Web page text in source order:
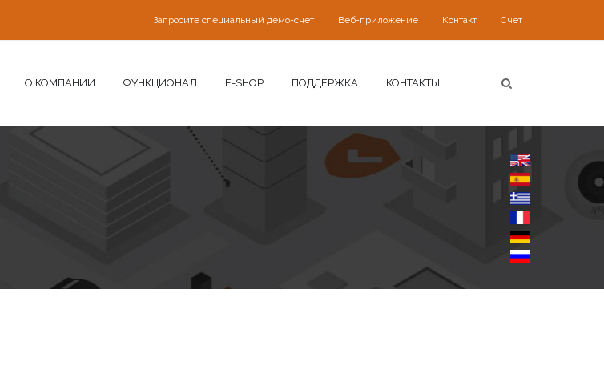
Запросите специальный демо-счет Веб-приложение Контакт Счет
О КОМПАНИИ ФУНКЦИОНАЛ E-SHOP ПОДДЕРЖКА КОНТАКТЫ